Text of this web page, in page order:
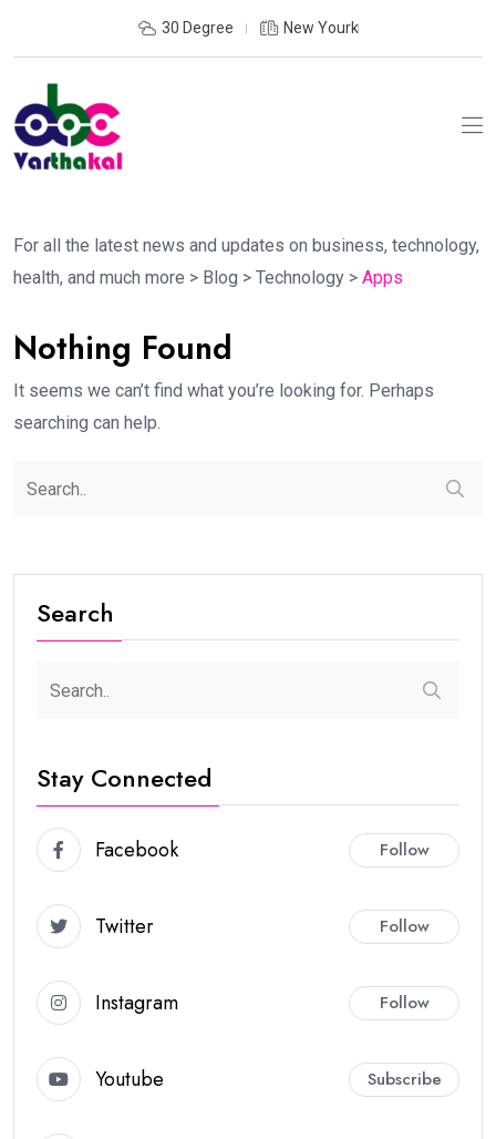
30 Degree New Yourk
For all the latest news and updates on business, technology,
health, and much more > Blog > Technology > Apps
Nothing Found
It seems we can’t find what you’re looking for. Perhaps
searching can help.
Search
Stay Connected
Facebook Follow
Twitter Follow
Instagram Follow
Youtube Subscribe